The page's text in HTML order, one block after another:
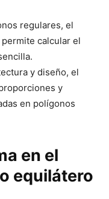
regulares, el
calcular el
y diseño, el
y
en polígonos
en el
equilátero